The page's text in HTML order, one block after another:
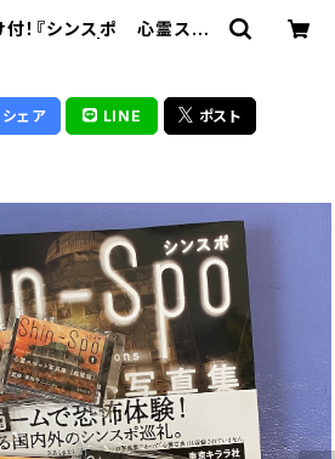
付！『シンスポ 心霊スポ
シェア LINE ポスト